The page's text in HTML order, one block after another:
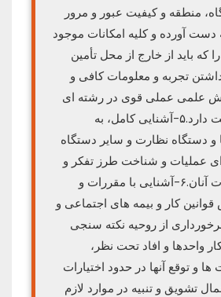
منطقه و کیفیت عبور و مرور
دست آورده و کلیه امکانات موجود
که باید از خارج از محل تأمین
بشناسد.۴-داشتن تجربه و معلومات کافی و
علمی عملی قوی در رشته ای
که در آن مسئولیت دارد.۵-آشنایی کامل، به
و دستگاه نظارت و سایر دستگاه
عملیات و شناخت طرز تفکر و
انتظارات و توقعات آنان.۶-آشنایی با مقررات و
کار و بیمه های اجتماعی و
ایمنی.۷-برخورداری از روحیه نکته سنجی
واحدها و افاد تحت نظر،
و توقع آنها در حدود اختیارات
تشویق و تنبیه در موارد لازم